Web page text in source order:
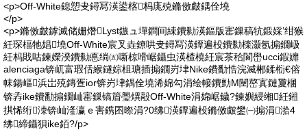
<p>Off-White鎴愬叏鐞冩渶鍙楁杩庣殑鏅傚皻鍝佺墝
</p>
<p>鏅傚皻鎼滅储姗熸Lyst鏃ュ墠鐧间綀鐨勬渶鏂版寚鏁稿牨鍛婇’绀猴
紝琛楅牠娼墝Off-White宸叉垚鐐哄叏鐞冩渶鐔遍杸鐨勬檪灏氬搧鐗岋
紝杩戝咕鍊嬫湀鐨勬悳绱㈤噺椋嗗崌鑷虫渶楂橈紝宸茶秴閬嶨ucci鍜孊
alenciaga锛屼富瑕佸緱鐩婃柤瑭插搧鐗岃垏Nike鐨勫悎浣滅郴鍒椼€傛
帓鍚嶇浜岀殑鏄疍ior锛岃垏鍝佺墝浠婂勾涓绘帹鐨勯Μ闉嶅寘鏈夐棞
锛孨ike鐨勫搧鐗屾寚鏁镐篃璺熼毃Off-White涓婂崌鐬?鍊嬩綅缃紝鎺
掑悕绗洓锛屾湰瀛ｅ害鎸囨暩涓?0绋渶鐔遍杸鏅傚皻鐢㈠搧涓湁4
绋締鑷狽ike銆?/p>